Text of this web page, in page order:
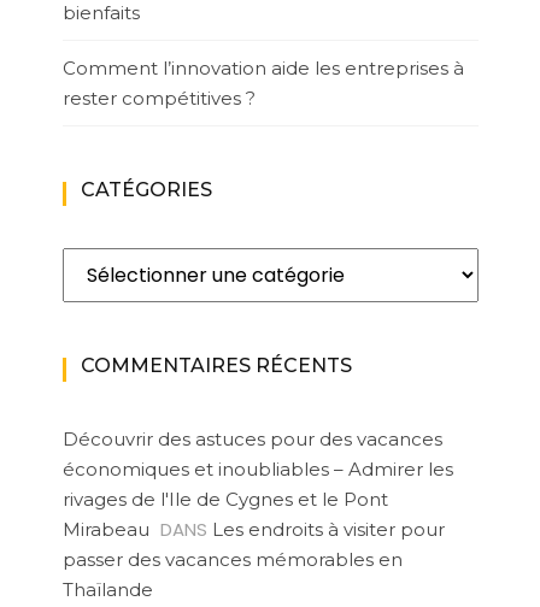
bienfaits
Comment l’innovation aide les entreprises à
rester compétitives ?
CATÉGORIES
Catégories
COMMENTAIRES RÉCENTS
Découvrir des astuces pour des vacances
économiques et inoubliables – Admirer les
rivages de l'Ile de Cygnes et le Pont
Mirabeau DANS Les endroits à visiter pour
passer des vacances mémorables en
Thaïlande